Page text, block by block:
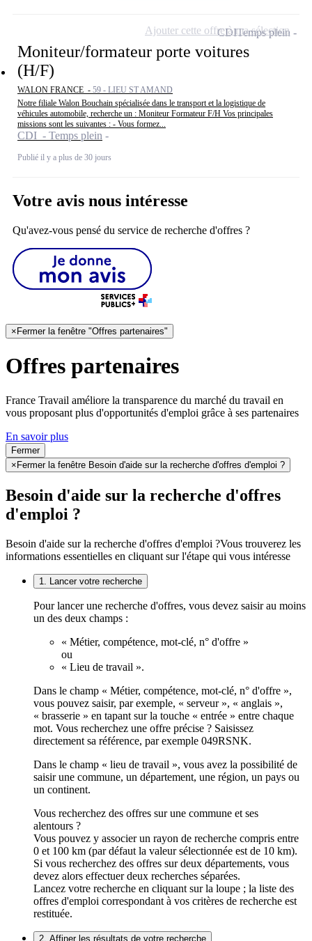
Moniteur/formateur porte voitures
(H/F)
WALON FRANCE - 59 - LIEU ST AMAND
Notre filiale Walon Bouchain spécialisée dans le transport et la logistique de
véhicules automobile, recherche un : Moniteur Formateur F/H Vos principales
missions sont les suivantes : - Vous formez...
CDI - Temps plein
Publié il y a plus de 30 jours
CDITemps plein
Ajouter cette offre à ma sélection
Votre avis nous intéresse
Qu'avez-vous pensé du service de recherche d'offres ?
× Fermer la fenêtre "Offres partenaires"
Offres partenaires
France Travail améliore la transparence du marché du travail en
vous proposant plus d'opportunités d'emploi grâce à ses partenaires
En savoir plus
Fermer
× Fermer la fenêtre Besoin d'aide sur la recherche d'offres d'emploi ?
Besoin d'aide sur la recherche d'offres
d'emploi ?
Besoin d'aide sur la recherche d'offres d'emploi ?Vous trouverez les
informations essentielles en cliquant sur l'étape qui vous intéresse
1. Lancer votre recherche
Pour lancer une recherche d'offres, vous devez saisir au moins
un des deux champs :
« Métier, compétence, mot-clé, n° d'offre »
ou
« Lieu de travail ».
Dans le champ « Métier, compétence, mot-clé, n° d'offre »,
vous pouvez saisir, par exemple, « serveur », « anglais »,
« brasserie » en tapant sur la touche « entrée » entre chaque
mot. Vous recherchez une offre précise ? Saisissez
directement sa référence, par exemple 049RSNK.
Dans le champ « lieu de travail », vous avez la possibilité de
saisir une commune, un département, une région, un pays ou
un continent.
Vous recherchez des offres sur une commune et ses
alentours ?
Vous pouvez y associer un rayon de recherche compris entre
0 et 100 km (par défaut la valeur sélectionnée est de 10 km).
Si vous recherchez des offres sur deux départements, vous
devez alors effectuer deux recherches séparées.
Lancez votre recherche en cliquant sur la loupe ; la liste des
offres d'emploi correspondant à vos critères de recherche est
restituée.
2. Affiner les résultats de votre recherche